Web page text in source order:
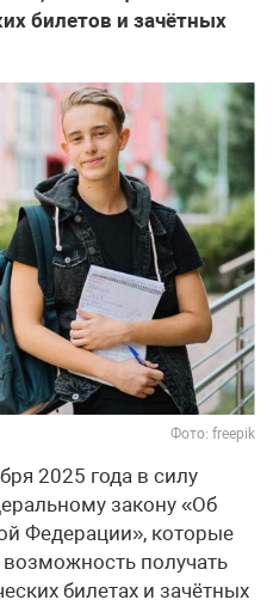
билетов и зачётных
Фото: freepik
2025 года в силу
закону «Об
Федерации», которые
получать
билетах и зачётных